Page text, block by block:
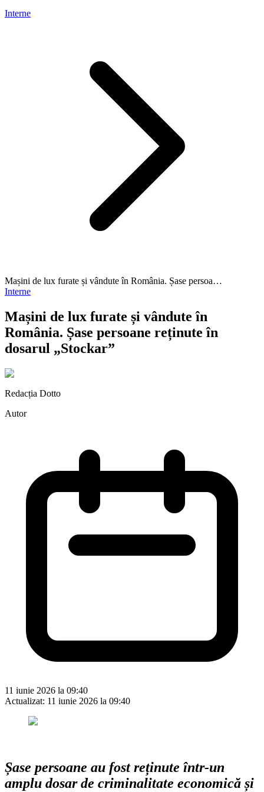
Interne
Mașini de lux furate și vândute în România. Șase persoa…
Interne
Mașini de lux furate și vândute în
România. Șase persoane reținute în
dosarul „Stockar”
Redacția Dotto
Autor
11 iunie 2026 la 09:40
Actualizat: 11 iunie 2026 la 09:40
Șase persoane au fost reținute într-un
amplu dosar de criminalitate economică și